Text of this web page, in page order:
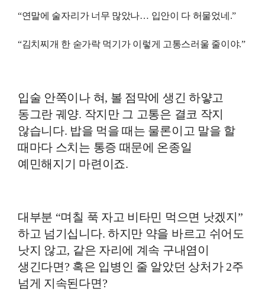
“연말에 술자리가 너무 많았나… 입안이 다 허물었네.”
“김치찌개 한 숟가락 먹기가 이렇게 고통스러울 줄이야.”
입술 안쪽이나 혀, 볼 점막에 생긴 하얗고
동그란 궤양. 작지만 그 고통은 결코 작지
않습니다. 밥을 먹을 때는 물론이고 말을 할
때마다 스치는 통증 때문에 온종일
예민해지기 마련이죠.
대부분 “며칠 푹 자고 비타민 먹으면 낫겠지”
하고 넘기십니다. 하지만 약을 바르고 쉬어도
낫지 않고, 같은 자리에 계속 구내염이
생긴다면? 혹은 입병인 줄 알았던 상처가 2주
넘게 지속된다면?